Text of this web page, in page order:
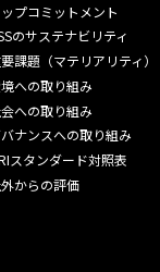
ップコミットメント
のサステナビリティ
課題（マテリアリティ）
への取り組み
への取り組み
ナンスへの取り組み
スタンダード対照表
からの評価